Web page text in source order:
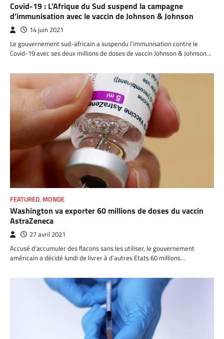
Covid-19 : L’Afrique du Sud suspend la campagne
d’immunisation avec le vaccin de Johnson & Johnson
14 juin 2021
Le gouvernement sud-africain a suspendu l’immunisation contre le
Covid-19 avec ses deux millions de doses de vaccin Johnson & Johnson…
FEATURED, MONDE
Washington va exporter 60 millions de doses du vaccin
AstraZeneca
27 avril 2021
Accusé d’accumuler des flacons sans les utiliser, le gouvernement
américain a décidé lundi de livrer à d’autres Etats 60 millions…